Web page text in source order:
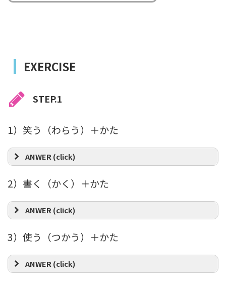
EXERCISE
STEP.1
1）笑う（わらう）＋かた
ANWER (click)
2）書く（かく）＋かた
ANWER (click)
3）使う（つかう）＋かた
ANWER (click)